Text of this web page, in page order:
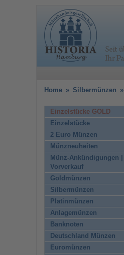
Home » Silbermünzen »
Einzelstücke GOLD
Einzelstücke
2 Euro Münzen
Münzneuheiten
Münz-Ankündigungen |
Vorverkauf
Goldmünzen
Silbermünzen
Platinmünzen
Anlagemünzen
Banknoten
Deutschland Münzen
Euromünzen